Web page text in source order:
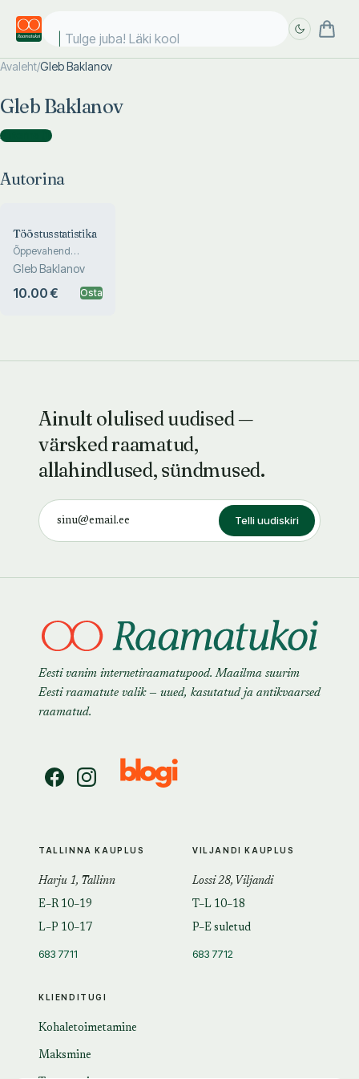
Tulge juba! Läki kooli
Avaleht/Gleb Baklanov
Gleb Baklanov
Autorina )
Autorina
Tööstusstatistika
Õppevahend
tööstusettevõtete
raamatupidajaile,
vanem- ja
pearaamatupidajaile
Gleb Baklanov
10.00 € Osta
Ainult olulised uudised —
värsked raamatud,
allahindlused, sündmused.
Telli uudiskiri
Eesti vanim internetiraamatupood. Maailma suurim
Eesti raamatute valik — uued, kasutatud ja antikvaarsed
raamatud.
KLIENDITUGI
Kohaletoimetamine
Maksmine
TALLINNA KAUPLUS
Harju 1, Tallinn
E–R 10–19
L–P 10–17
683 7711
VILJANDI KAUPLUS
Lossi 28, Viljandi
T–L 10–18
P–E suletud
683 7712